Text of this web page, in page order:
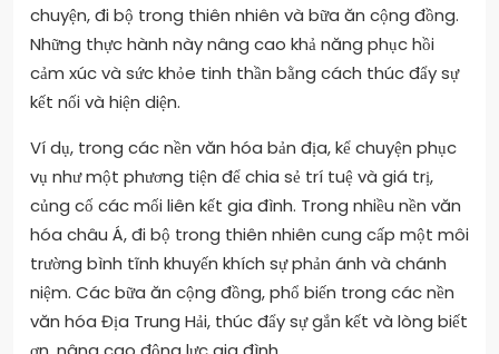
chuyện, đi bộ trong thiên nhiên và bữa ăn cộng đồng.
Những thực hành này nâng cao khả năng phục hồi
cảm xúc và sức khỏe tinh thần bằng cách thúc đẩy sự
kết nối và hiện diện.
Ví dụ, trong các nền văn hóa bản địa, kể chuyện phục
vụ như một phương tiện để chia sẻ trí tuệ và giá trị,
củng cố các mối liên kết gia đình. Trong nhiều nền văn
hóa châu Á, đi bộ trong thiên nhiên cung cấp một môi
trường bình tĩnh khuyến khích sự phản ánh và chánh
niệm. Các bữa ăn cộng đồng, phổ biến trong các nền
văn hóa Địa Trung Hải, thúc đẩy sự gắn kết và lòng biết